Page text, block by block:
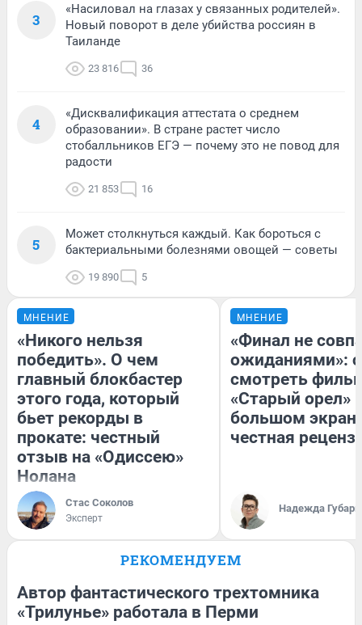
3
«Насиловал на глазах у связанных родителей».
Новый поворот в деле убийства россиян в
Таиланде
23 816 36
4
«Дисквалификация аттестата о среднем
образовании». В стране растет число
стобалльников ЕГЭ — почему это не повод для
радости
21 853 16
5
Может столкнуться каждый. Как бороться с
бактериальными болезнями овощей — советы
19 890 5
МНЕНИЕ
«Никого нельзя
победить». О чем
главный блокбастер
этого года, который
бьет рекорды в
прокате: честный
отзыв на «Одиссею»
Нолана
Стас Соколов
Эксперт
МНЕНИЕ
«Финал не
ожиданиями»:
смотреть
«Старый орел»
большом
честная
Надежда Губарь
РЕКОМЕНДУЕМ
Автор фантастического трехтомника
«Трилунье» работала в Перми